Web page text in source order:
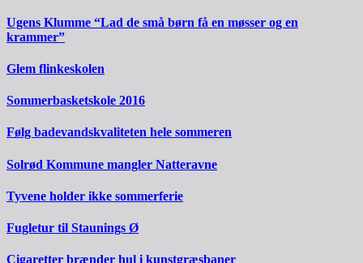
Ugens Klumme “Lad de små børn få en møsser og en
krammer”
Glem flinkeskolen
Sommerbasketskole 2016
Følg badevandskvaliteten hele sommeren
Solrød Kommune mangler Natteravne
Tyvene holder ikke sommerferie
Fugletur til Staunings Ø
Cigaretter brænder hul i kunstgræsbaner